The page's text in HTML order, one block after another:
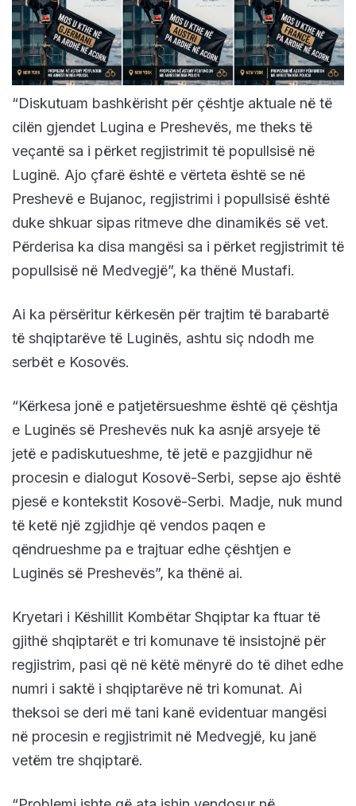
“Diskutuam bashkërisht për çështje aktuale në të
cilën gjendet Lugina e Preshevës, me theks të
veçantë sa i përket regjistrimit të popullsisë në
Luginë. Ajo çfarë është e vërteta është se në
Preshevë e Bujanoc, regjistrimi i popullsisë është
duke shkuar sipas ritmeve dhe dinamikës së vet.
Përderisa ka disa mangësi sa i përket regjistrimit të
popullsisë në Medvegjë”, ka thënë Mustafi.
Ai ka përsëritur kërkesën për trajtim të barabartë
të shqiptarëve të Luginës, ashtu siç ndodh me
serbët e Kosovës.
“Kërkesa jonë e patjetërsueshme është që çështja
e Luginës së Preshevës nuk ka asnjë arsyeje të
jetë e padiskutueshme, të jetë e pazgjidhur në
procesin e dialogut Kosovë-Serbi, sepse ajo është
pjesë e kontekstit Kosovë-Serbi. Madje, nuk mund
të ketë një zgjidhje që vendos paqen e
qëndrueshme pa e trajtuar edhe çështjen e
Luginës së Preshevës”, ka thënë ai.
Kryetari i Këshillit Kombëtar Shqiptar ka ftuar të
gjithë shqiptarët e tri komunave të insistojnë për
regjistrim, pasi që në këtë mënyrë do të dihet edhe
numri i saktë i shqiptarëve në tri komunat. Ai
theksoi se deri më tani kanë evidentuar mangësi
në procesin e regjistrimit në Medvegjë, ku janë
vetëm tre shqiptarë.